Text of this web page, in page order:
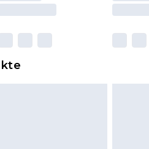
und in ihrer